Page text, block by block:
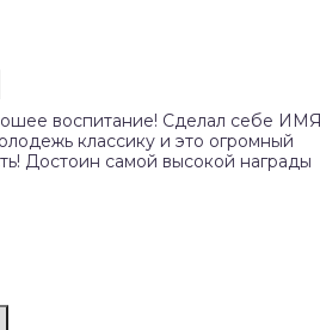
воспитание! Сделал себе
классику и это огромный
Достоин самой высокой награды